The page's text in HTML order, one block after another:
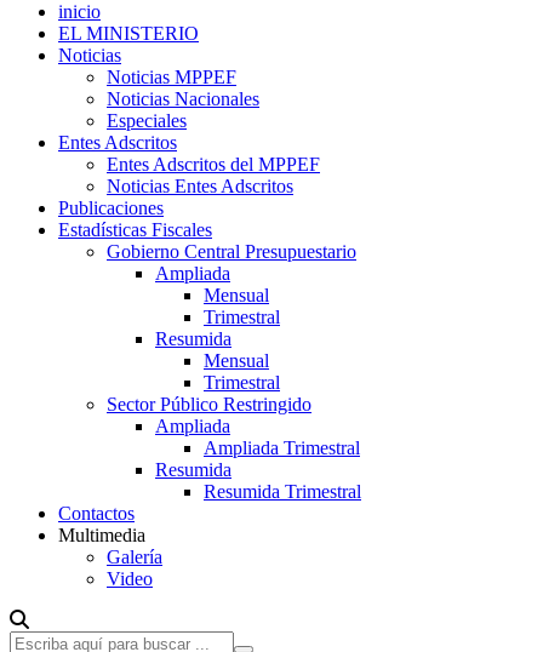
inicio
EL MINISTERIO
Noticias
Noticias MPPEF
Noticias Nacionales
Especiales
Entes Adscritos
Entes Adscritos del MPPEF
Noticias Entes Adscritos
Publicaciones
Estadísticas Fiscales
Gobierno Central Presupuestario
Ampliada
Mensual
Trimestral
Resumida
Mensual
Trimestral
Sector Público Restringido
Ampliada
Ampliada Trimestral
Resumida
Resumida Trimestral
Contactos
Multimedia
Galería
Video